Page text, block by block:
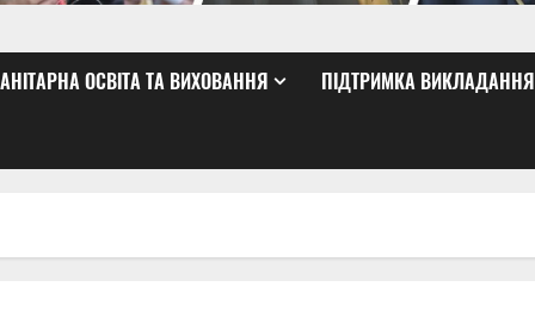
ОСВІТА ТА ВИХОВАННЯ ПІДТРИМКА ВИКЛАДАННЯ